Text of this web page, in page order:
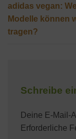
adidas vegan:
Modelle können
tragen?
Schreibe
Deine E-Mail-
Erforderliche